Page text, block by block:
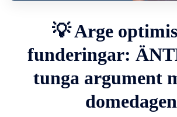
💡 Arge
funderingar:
tunga argument
domedagen